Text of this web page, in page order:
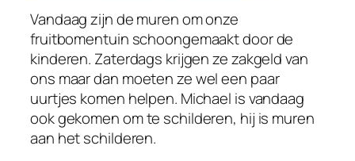
Vandaag zijn de muren om onze
fruitbomentuin schoongemaakt door de
kinderen. Zaterdags krijgen ze zakgeld van
ons maar dan moeten ze wel een paar
uurtjes komen helpen. Michael is vandaag
ook gekomen om te schilderen, hij is muren
aan het schilderen.